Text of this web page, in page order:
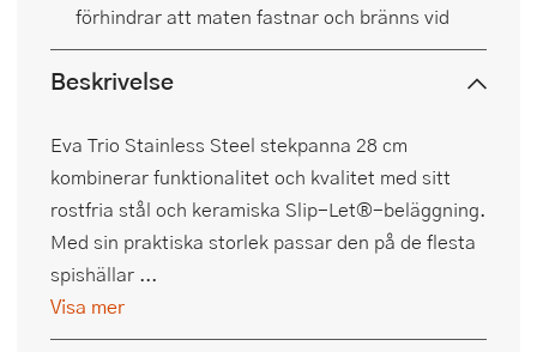
förhindrar att maten fastnar och bränns vid
Beskrivelse
Eva Trio Stainless Steel stekpanna 28 cm
kombinerar funktionalitet och kvalitet med sitt
rostfria stål och keramiska Slip-Let®-beläggning.
Med sin praktiska storlek passar den på de flesta
spishällar ...
Visa mer